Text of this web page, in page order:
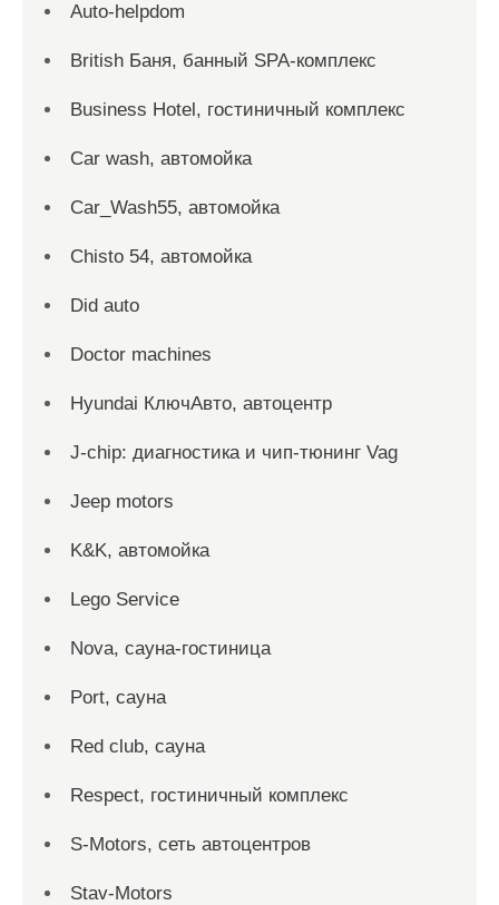
Auto-helpdom
British Баня, банный SPA-комплекс
Business Hotel, гостиничный комплекс
Car wash, автомойка
Car_Wash55, автомойка
Chisto 54, автомойка
Did auto
Doctor machines
Hyundai КлючАвто, автоцентр
J-chip: диагностика и чип-тюнинг Vag
Jeep motors
K&K, автомойка
Lego Service
Nova, сауна-гостиница
Port, сауна
Red сlub, сауна
Respect, гостиничный комплекс
S-Motors, сеть автоцентров
Stav-Motors